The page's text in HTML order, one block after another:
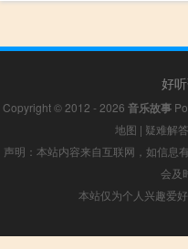
好
Copyright © 2012 - 2026 音乐故事
地图 | 疑难解答
声明：本站内容来自互联网，如信息
会及
本站仅为个人兴趣爱